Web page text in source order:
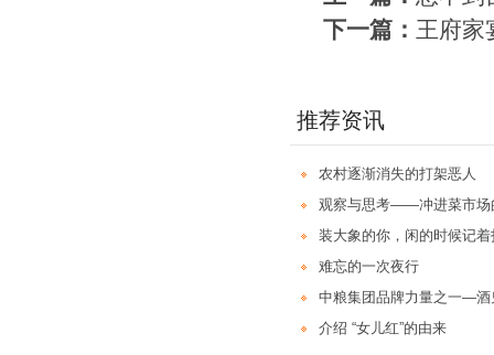
下一篇： 王府家
推荐资讯
农村逐渐消失的打架恶人
观察与思考——冲进菜市场
装大象的你，闲的时候记
难忘的一次夜行
中粮集团品牌力量之一—酒
介绍 “女儿红”的由来